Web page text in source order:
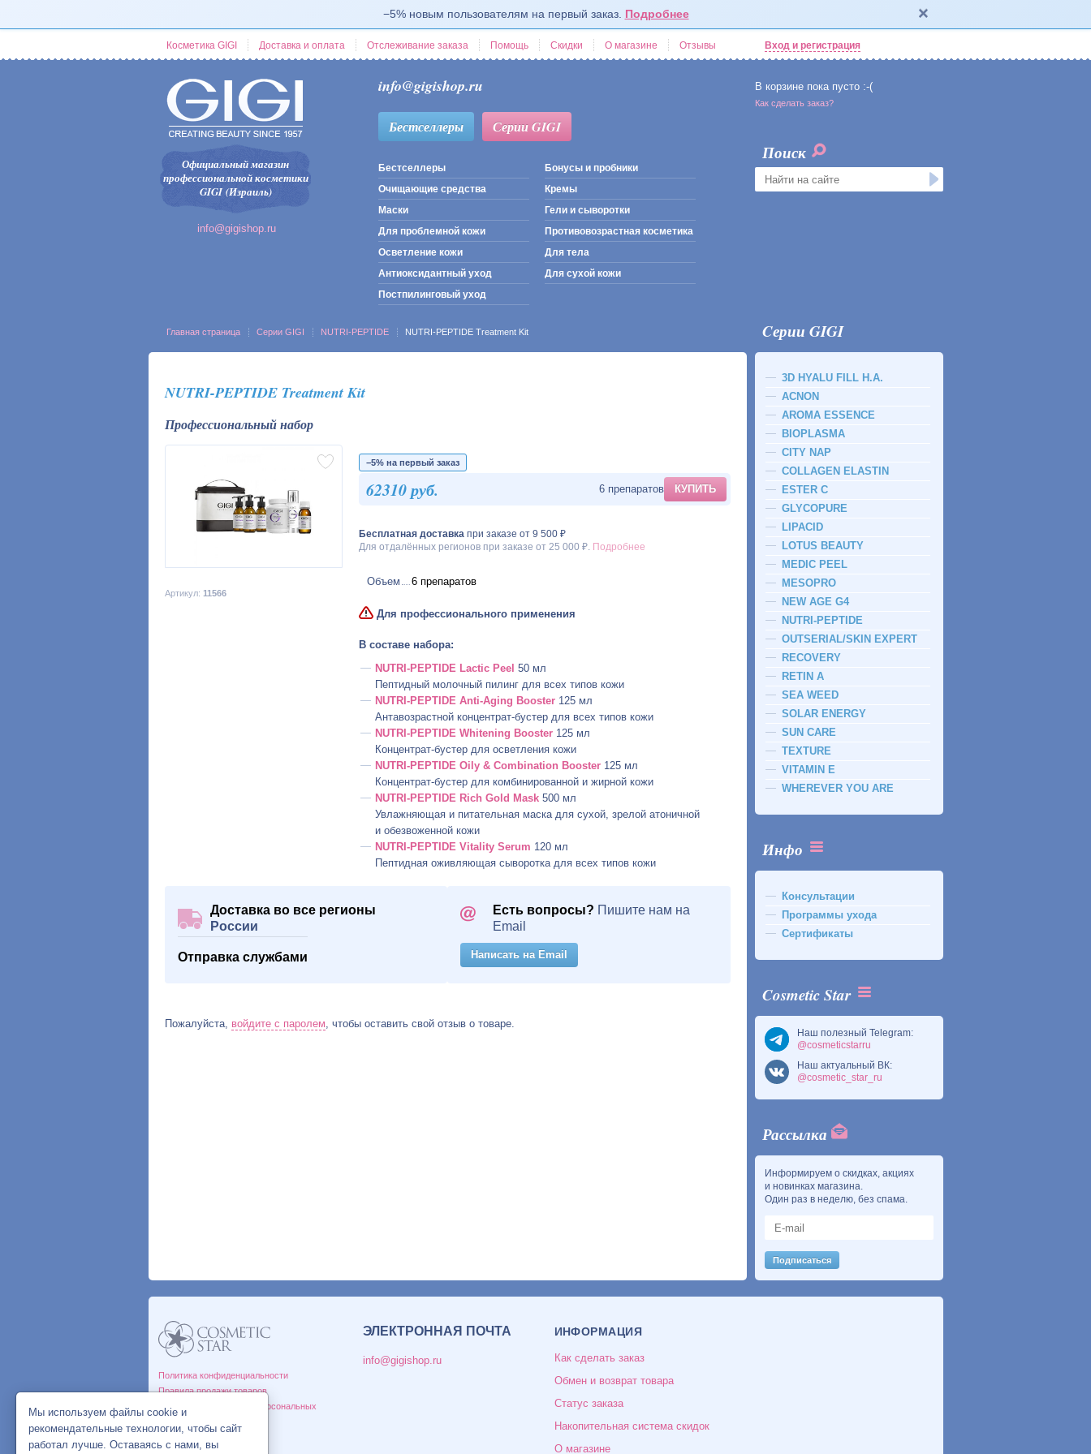
−5% новым пользователям на первый заказ. Подробнее
Вход и регистрация
Косметика GIGI Доставка и оплата Отслеживание заказа Помощь Скидки О магазине Отзывы
Официальный магазин
профессиональной косметики
GIGI (Израиль)
info@gigishop.ru
info@gigishop.ru
Бестселлеры Серии GIGI
Бестселлеры
Бонусы и пробники
Очищающие средства
Кремы
Маски
Гели и сыворотки
Для проблемной кожи
Противовозрастная косметика
Осветление кожи
Для тела
Антиоксидантный уход
Для сухой кожи
Постпилинговый уход
В корзине пока пусто :-(
Как сделать заказ?
Поиск
Главная страница Серии GIGI NUTRI-PEPTIDE NUTRI-PEPTIDE Treatment Kit
NUTRI-PEPTIDE Treatment Kit
Профессиональный набор
Артикул: 11566
−5% на первый заказ
62310 руб. 6 препаратов КУПИТЬ
Бесплатная доставкапри заказе от 9 500 ₽
Для отдалённых регионов при заказе от 25 000 ₽. Подробнее
Объем 6 препаратов
Для профессионального применения
В составе набора:
NUTRI-PEPTIDELactic Peel 50 мл
Пептидный молочный пилинг для всех типов кожи
NUTRI-PEPTIDE Anti-Aging Booster125 мл
Антавозрастной концентрат-бустер для всех типов кожи
NUTRI-PEPTIDEWhitening Booster125 мл
Концентрат-бустер для осветления кожи
NUTRI-PEPTIDEOily & Combination Booster125 мл
Концентрат-бустер для комбинированной и жирной кожи
NUTRI-PEPTIDERich Gold Mask500 мл
Увлажняющая и питательная маска для сухой, зрелой атоничной
и обезвоженной кожи
NUTRI-PEPTIDEVitality Serum 120 мл
Пептидная оживляющая сыворотка для всех типов кожи
Доставка во все регионы
России
Отправка службами
Есть вопросы? Пишите нам на
Email
Написать на Email
Пожалуйста, войдите с паролем, чтобы оставить свой отзыв о товаре.
Cерии GIGI
3D HYALU FILL H.A.
ACNON
AROMA ESSENCE
BIOPLASMA
CITY NAP
COLLAGEN ELASTIN
ESTER C
GLYCOPURE
LIPACID
LOTUS BEAUTY
MEDIC PEEL
MESOPRO
NEW AGE G4
NUTRI-PEPTIDE
OUTSERIAL/SKIN EXPERT
RECOVERY
RETIN A
SEA WEED
SOLAR ENERGY
SUN CARE
TEXTURE
VITAMIN E
WHEREVER YOU ARE
Инфо
Консультации
Программы ухода
Сертификаты
Cosmetic Star
Наш полезный Telegram:
@cosmeticstarru
Наш актуальный ВК:
@cosmetic_star_ru
Рассылка
Информируем о скидках, акциях
и новинках магазина.
Один раз в неделю, без спама.
Политика конфиденциальности
Правила продажи товаров
Согласие на обработку персональных
данных
ЭЛЕКТРОННАЯ ПОЧТА
info@gigishop.ru
ИНФОРМАЦИЯ
Как сделать заказ
Обмен и возврат товара
Статус заказа
Накопительная система скидок
О магазине
Мы используем файлы cookie и
рекомендательные технологии, чтобы сайт
работал лучше. Оставаясь с нами, вы